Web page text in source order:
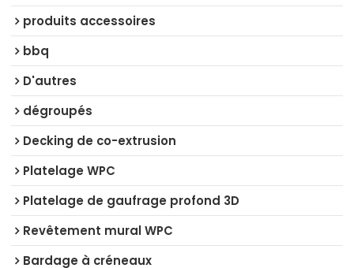
produits accessoires
bbq
D'autres
dégroupés
Decking de co-extrusion
Platelage WPC
Platelage de gaufrage profond 3D
Revêtement mural WPC
Bardage à créneaux